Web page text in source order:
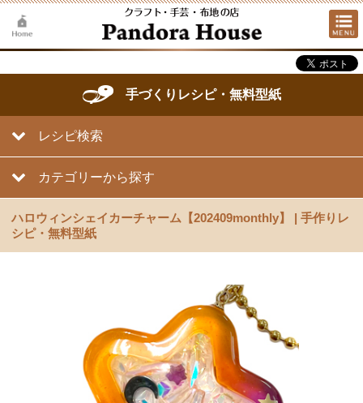
手づくりレシピ・無料型紙
レシピ検索
カテゴリーから探す
ハロウィンシェイカーチャーム【202409monthly】 | 手作りレ
シピ・無料型紙